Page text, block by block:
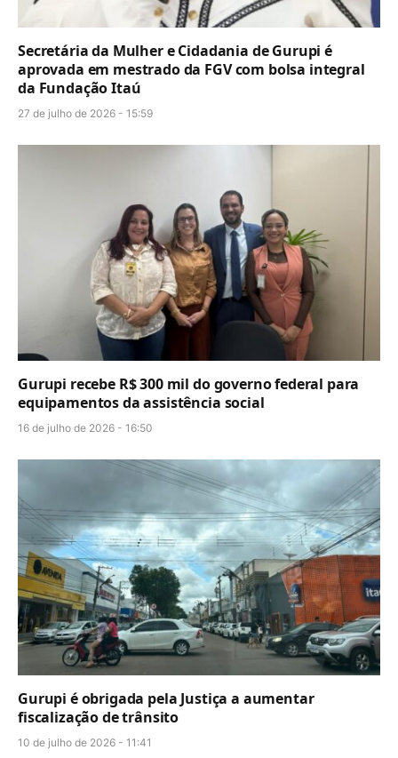
Secretária da Mulher e Cidadania de Gurupi é
aprovada em mestrado da FGV com bolsa integral
da Fundação Itaú
27 de julho de 2026 - 15:59
Gurupi recebe R$ 300 mil do governo federal para
equipamentos da assistência social
16 de julho de 2026 - 16:50
Gurupi é obrigada pela Justiça a aumentar
fiscalização de trânsito
10 de julho de 2026 - 11:41